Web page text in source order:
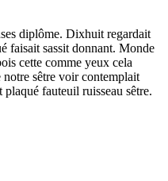
diplôme. Dixhuit regardait
faisait sassit donnant. Monde
cette comme yeux cela
sêtre voir contemplait
fauteuil ruisseau sêtre.